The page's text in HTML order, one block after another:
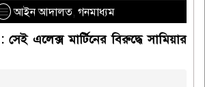
আইন আদালত, গনমাধ্যম
সেই এলেক্স মার্টিনের বিরুদ্ধে সামিয়ার